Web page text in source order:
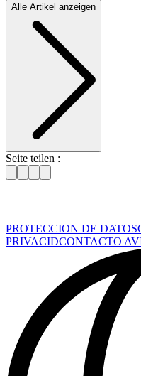
Alle Artikel anzeigen
Seite teilen :
PROTECCION DE DATOS
PRIVACIDCONTACTO